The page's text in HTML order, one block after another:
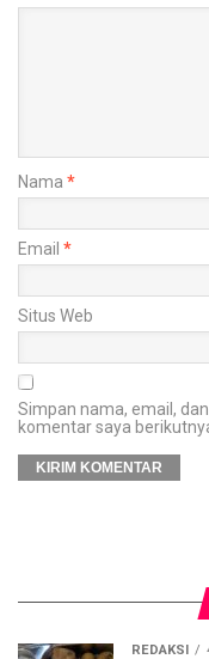
Nama *
Email *
Situs Web
Simpan nama, email,
komentar saya
REDAKSI